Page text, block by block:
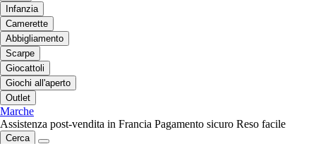
Infanzia
Camerette
Abbigliamento
Scarpe
Giocattoli
Giochi all'aperto
Outlet
Marche
Assistenza post-vendita in Francia Pagamento sicuro Reso facile
Cerca